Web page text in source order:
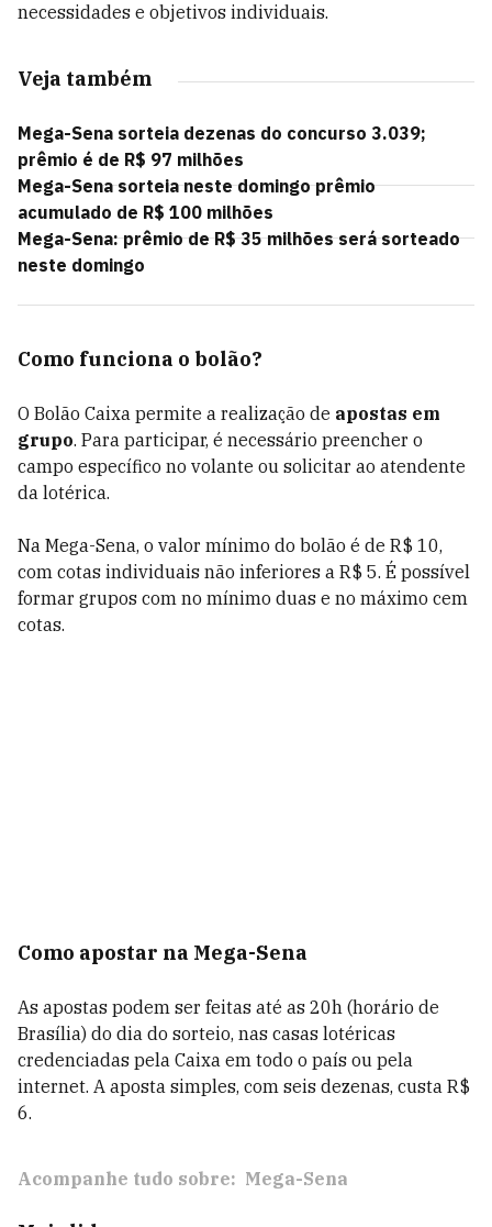
necessidades e objetivos individuais.
Veja também
Mega-Sena sorteia dezenas do concurso 3.039;
prêmio é de R$ 97 milhões
Mega-Sena sorteia neste domingo prêmio
acumulado de R$ 100 milhões
Mega-Sena: prêmio de R$ 35 milhões será sorteado
neste domingo
Como funciona o bolão?
O Bolão Caixa permite a realização de apostas em
grupo. Para participar, é necessário preencher o
campo específico no volante ou solicitar ao atendente
da lotérica.
Na Mega-Sena, o valor mínimo do bolão é de R$ 10,
com cotas individuais não inferiores a R$ 5. É possível
formar grupos com no mínimo duas e no máximo cem
cotas.
Como apostar na Mega-Sena
As apostas podem ser feitas até as 20h (horário de
Brasília) do dia do sorteio, nas casas lotéricas
credenciadas pela Caixa em todo o país ou pela
internet. A aposta simples, com seis dezenas, custa R$
6.
Acompanhe tudo sobre: Mega-Sena